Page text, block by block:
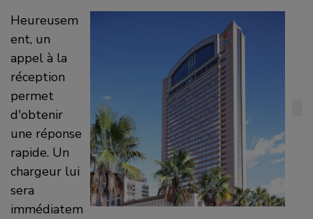
o
o
k
i
n
Heureusem
ent, un
appel à la
réception
permet
d'obtenir
une réponse
rapide. Un
chargeur lui
sera
immédiatem